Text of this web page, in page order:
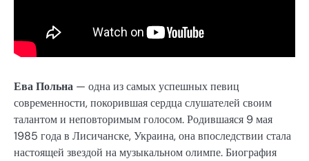
Ева Польна — одна из самых успешных певиц
современности, покорившая сердца слушателей своим
талантом и неповторимым голосом. Родившаяся 9 мая
1985 года в Лисичанске, Украина, она впоследствии стала
настоящей звездой на музыкальном олимпе. Биография